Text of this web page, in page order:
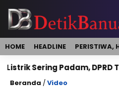
HOME HEADLINE PERISTIWA,
Sering Padam, DPRD
Beranda /Video